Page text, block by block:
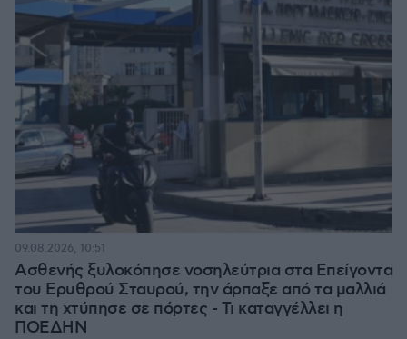
Ασθενής ξυλοκόπησε νοσηλεύτρια στα Επείγοντα
του Ερυθρού Σταυρού, την άρπαξε από τα μαλλιά
και τη χτύπησε σε πόρτες - Τι καταγγέλλει η
ΠΟΕΔΗΝ
09.08.2026, 10:51